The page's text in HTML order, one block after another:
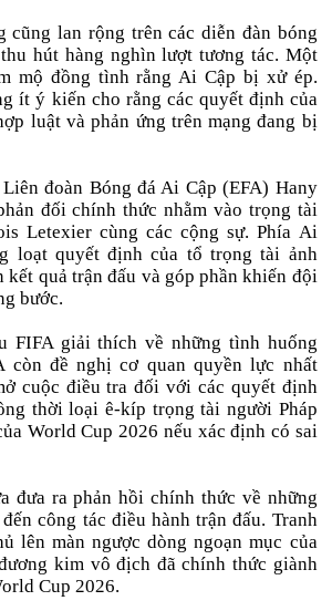
cũng lan rộng trên các diễn đàn bóng
hút hàng nghìn lượt tương tác. Một
mộ đồng tình rằng Ai Cập bị xử ép.
ít ý kiến cho rằng các quyết định của
luật và phản ứng trên mạng đang bị
đoàn Bóng đá Ai Cập (EFA) Hany
đối chính thức nhằm vào trọng tài
Letexier cùng các cộng sự. Phía Ai
loạt quyết định của tổ trọng tài ảnh
kết quả trận đấu và góp phần khiến đội
bước.
FIFA giải thích về những tình huống
còn đề nghị cơ quan quyền lực nhất
cuộc điều tra đối với các quyết định
thời loại ê-kíp trọng tài người Pháp
World Cup 2026 nếu xác định có sai
đưa ra phản hồi chính thức về những
công tác điều hành trận đấu. Tranh
lên màn ngược dòng ngoạn mục của
kim vô địch đã chính thức giành
Cup 2026.